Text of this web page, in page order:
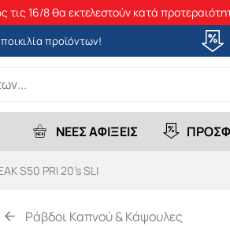
16/8 θα εκτελεστούν κατά
προϊόντων!
ΝΕΕΣ ΑΦΙΞΕΙΣ
S50 PRI 20’s SLI
Ράβδοι Καπνού & Κάψουλες